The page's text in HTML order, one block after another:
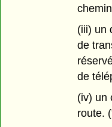
(iii) un
de
de
(iv) un
route.